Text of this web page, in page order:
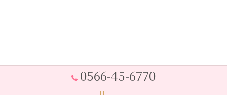
0566-45-6770